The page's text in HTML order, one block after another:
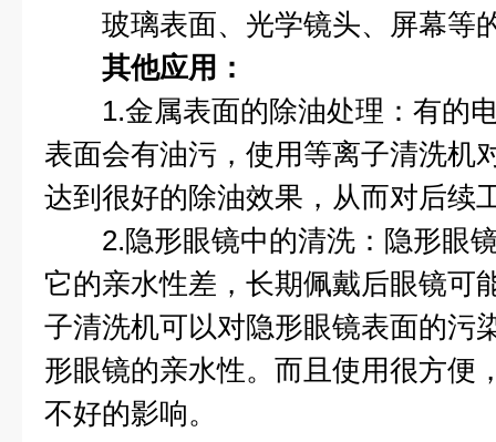
玻璃表面、光学镜头、屏幕等
其他应用：
1.金属表面的除油处理：有的电
表面会有油污，使用等离子清洗机
达到很好的除油效果，从而对后续
2.隐形眼镜中的清洗：隐形眼镜
它的亲水性差，长期佩戴后眼镜可
子清洗机可以对隐形眼镜表面的污
形眼镜的亲水性。而且使用很方便
不好的影响。